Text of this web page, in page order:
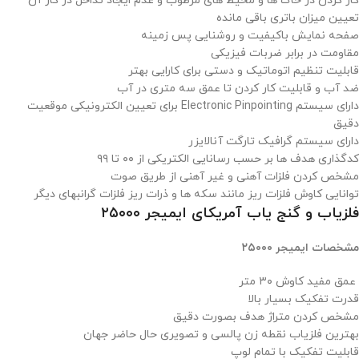
تعیین میزان باتری باقی مانده
صفحه نمایش باکیفیت و روشنایی پس زمینه
مقاومت در برابر ضربات فیزیکی
قابلیت تنظیم اتوماتیک و دستی برای کارایی بهتر
ضد آب و قابلیت کار کردن تا عمق سه متری در آب
دارای سیستم Electronic Pinpointing برای تعیین الکترونیکی موقعیت
دقیق
دارای سیستم گرافیک تارگت آنالایزر
کدگذاری هدف ها بر حسب رسانایی الکتریکی از ۰۰ تا ۹۹
مشخص کردن فلزات آهنی و غیر آهنی از طریق صوت
توانایی کاوش فلزات ریز مانند سکه ها و ذرات ریز فلزات گرانبهای دیگر
فلزیاب و گنج یاب آمریکای ایمیجر ۲۵۰۰۰
مشخصات ایمیجر ۲۵۰۰۰
عمق مفید کاوش ۳۰ متر
قدرت تفکیک بسیار بالا
مشخص کردن متراژ هدف بصورت دقیق
بهترین فلزیاب نقطه زن پالسی و تصویری حال حاضر جهان
قابلیت تفکیک با تمام لوپ